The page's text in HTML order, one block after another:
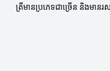
ត្រីមានប្រភេទជាច្រើន និងមាន